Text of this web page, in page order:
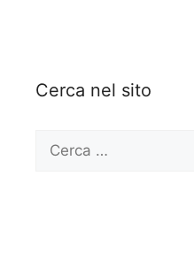
Cerca nel sito
Ricerca